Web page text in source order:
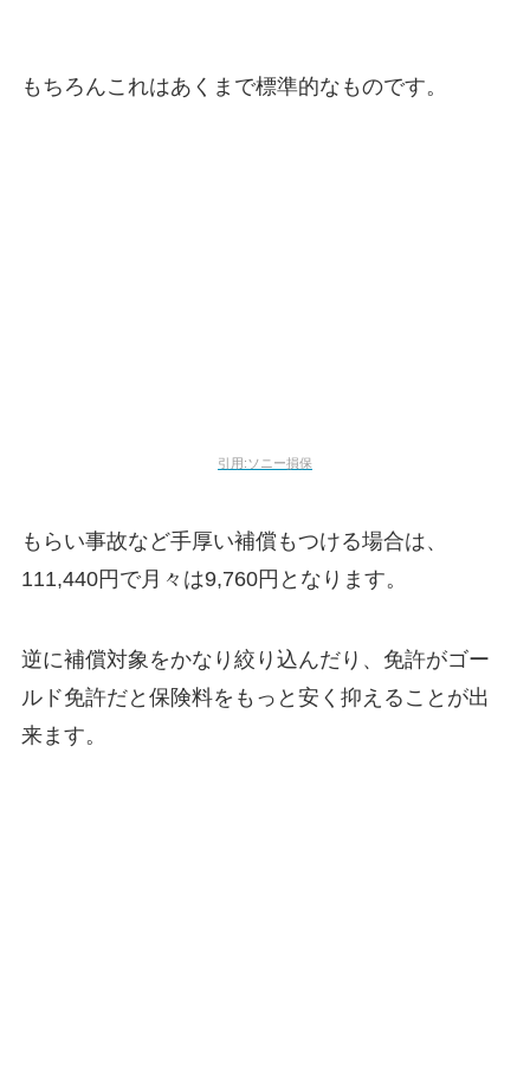
もちろんこれはあくまで標準的なものです。
引用:ソニー損保
もらい事故など手厚い補償もつける場合は、
111,440円で月々は9,760円となります。
逆に補償対象をかなり絞り込んだり、免許がゴー
ルド免許だと保険料をもっと安く抑えることが出
来ます。